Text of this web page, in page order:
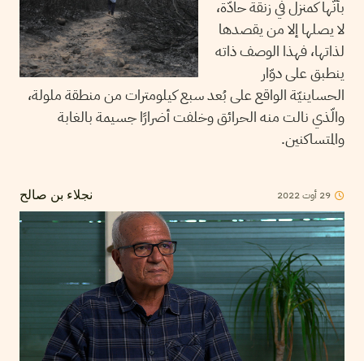
بأنّها كمنزل في زنقة حادّة،
لا يصلها إلا من يقصدها
لذاتها، فهذا الوصف ذاته
ينطبق على دوّار
الحساينيّة الواقع على بُعد سبع كيلومترات من منطقة ملولة،
والّذي نالت منه الحرائق وخلفت أضرارًا جسيمة بالغابة
والمتساكنين.
نجلاء بن صالح 29 أوت2022